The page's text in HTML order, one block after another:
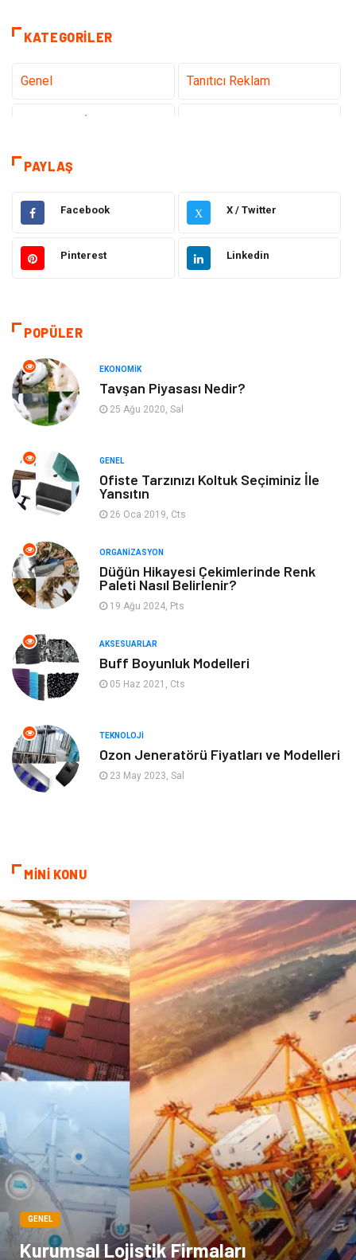
KATEGORILER
Genel Tanıtıcı Reklam
Teknoloji & İnternet
teknoloji
Hukuk Giyim
Elektronik Makine
Sağlıklı Yaşam
Otomotiv
Tatil
Yeme & İçme Spor
Gençlik & Eğlence Keyif & Hobi
Aksesuarlar
Mobilya
Gayrimenkul
Ev İşleri
Astroloji
Cam sosyal
Kına Gecesi genel blog
Sigorta Veteriner
kadınlar ve takı sağlık
Spor Malzemeleri
PAYLAŞ
Facebook X X / Twitter
Pinterest Linkedin
POPÜLER
EKONOMIK
Tavşan Piyasası Nedir?
25 Ağu 2020, Sal
GENEL
Ofiste Tarzınızı Koltuk Seçiminiz İle
Yansıtın
26 Oca 2019, Cts
ORGANIZASYON
Düğün Hikayesi Çekimlerinde Renk
Paleti Nasıl Belirlenir?
19 Ağu 2024, Pts
AKSESUARLAR
Buff Boyunluk Modelleri
05 Haz 2021, Cts
TEKNOLOJI
Ozon Jeneratörü Fiyatları ve Modelleri
23 May 2023, Sal
MİNİ KONU
GENEL
Kurumsal Lojistik Firmaları